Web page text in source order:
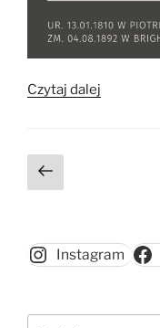
Czytaj dalej
Stronicowanie
wpisów
Poprzednia
strona
Instagram